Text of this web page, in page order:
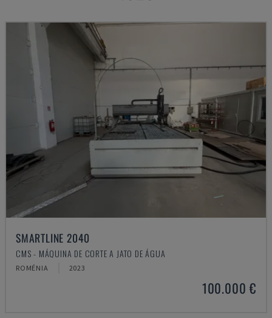
SMARTLINE 2040
CMS - MÁQUINA DE CORTE A JATO DE ÁGUA
ROMÉNIA 2023
100.000 €